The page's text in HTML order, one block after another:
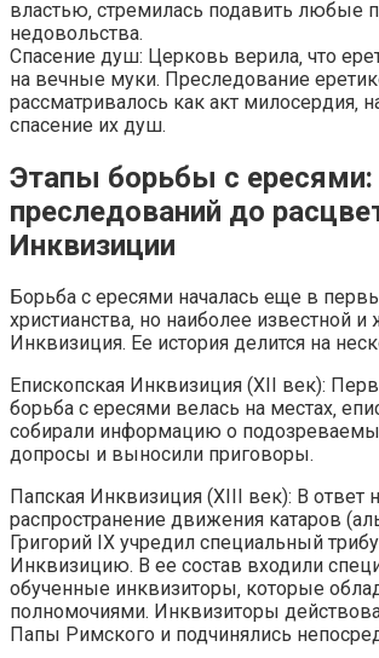
властью‚ стремилась подавить любые
недовольства.
Спасение душ: Церковь верила‚ что
на вечные муки. Преследование
рассматривалось как акт милосердия‚
спасение их душ.
Этапы борьбы с ересями:
преследований до
Инквизиции
Борьба с ересями началась еще в
христианства‚ но наиболее известной и
Инквизиция. Ее история делится на
Епископская Инквизиция (XII век):
борьба с ересями велась на местах‚
собирали информацию о
допросы и выносили приговоры.
Папская Инквизиция (XIII век): В ответ
распространение движения катаров
Григорий IX учредил специальный
Инквизицию. В ее состав входили
обученные инквизиторы‚ которые
полномочиями. Инквизиторы
Папы Римского и подчинялись